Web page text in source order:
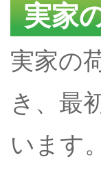
実家
実家の
き、最
います